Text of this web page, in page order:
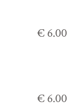
€ 6.00
€ 6.00